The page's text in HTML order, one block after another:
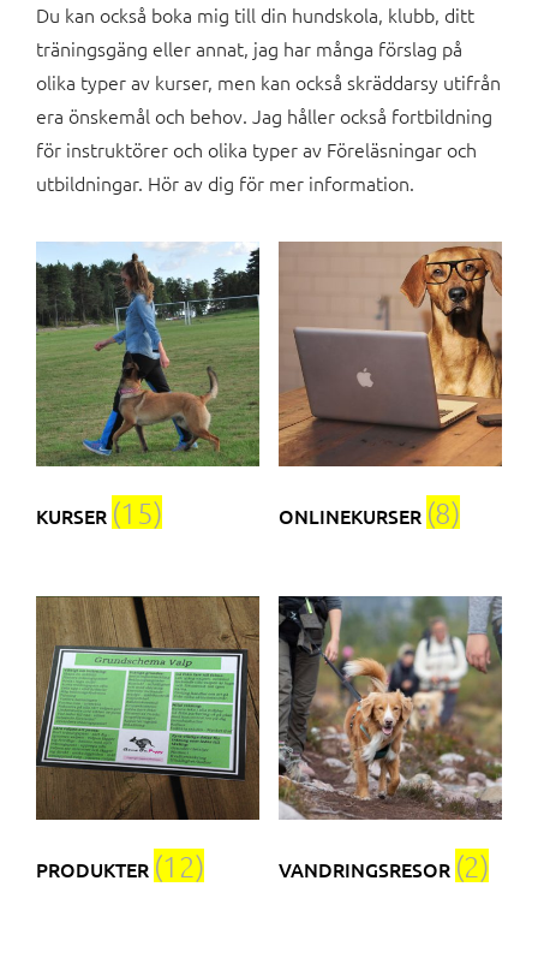
Du kan också boka mig till din hundskola, klubb, ditt
träningsgäng eller annat, jag har många förslag på
olika typer av kurser, men kan också skräddarsy utifrån
era önskemål och behov. Jag håller också fortbildning
för instruktörer och olika typer av Föreläsningar och
utbildningar. Hör av dig för mer information.
KURSER (15) ONLINEKURSER (8)
PRODUKTER (12) VANDRINGSRESOR (2)